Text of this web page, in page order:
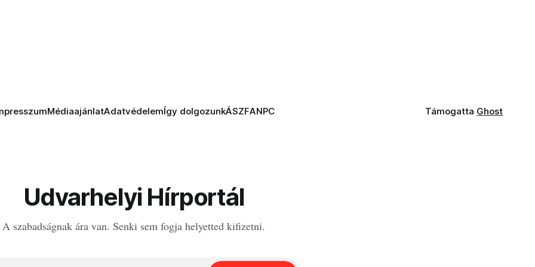
MédiaajánlatAdatvédelemÍgy dolgozunkÁSZFANPC Támogatta Ghost
Udvarhelyi Hírportál
A szabadságnak ára van. Senki sem fogja helyetted kifizetni.